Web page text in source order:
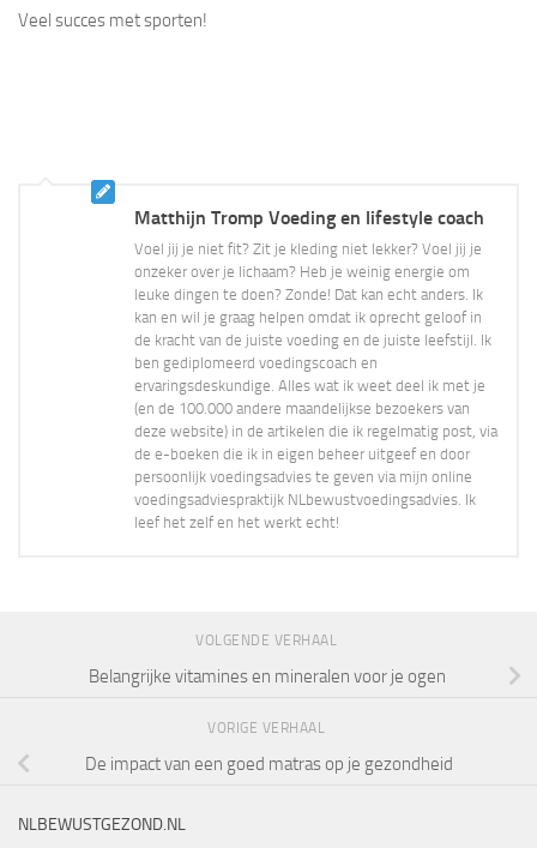
Veel succes met sporten!
Matthijn Tromp Voeding en lifestyle coach
Voel jij je niet fit? Zit je kleding niet lekker? Voel jij je
onzeker over je lichaam? Heb je weinig energie om
leuke dingen te doen? Zonde! Dat kan echt anders. Ik
kan en wil je graag helpen omdat ik oprecht geloof in
de kracht van de juiste voeding en de juiste leefstijl. Ik
ben gediplomeerd voedingscoach en
ervaringsdeskundige. Alles wat ik weet deel ik met je
(en de 100.000 andere maandelijkse bezoekers van
deze website) in de artikelen die ik regelmatig post, via
de e-boeken die ik in eigen beheer uitgeef en door
persoonlijk voedingsadvies te geven via mijn online
voedingsadviespraktijk NLbewustvoedingsadvies. Ik
leef het zelf en het werkt echt!
VOLGENDE VERHAAL
Belangrijke vitamines en mineralen voor je ogen
VORIGE VERHAAL
De impact van een goed matras op je gezondheid
NLBEWUSTGEZOND.NL